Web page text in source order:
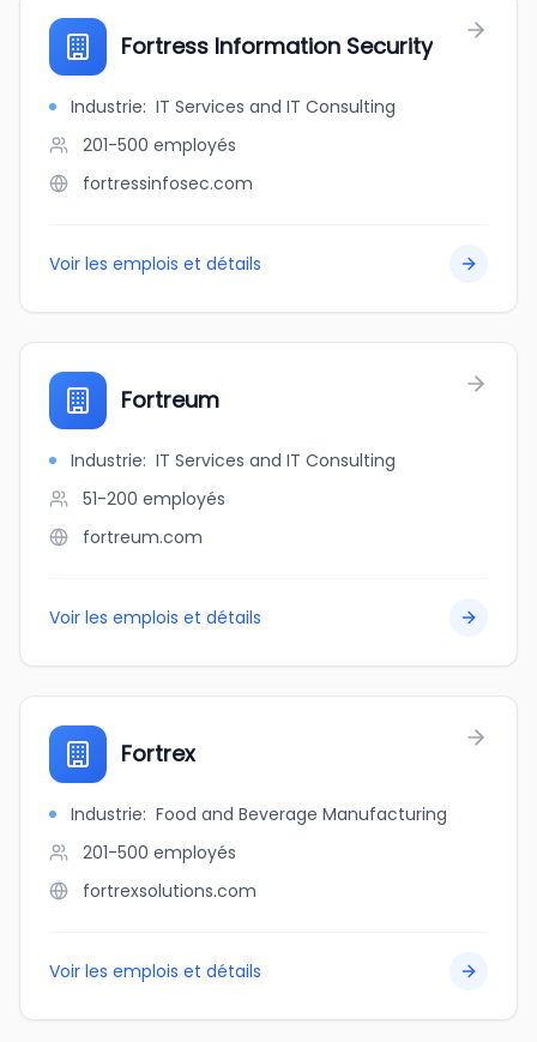
Fortress Information Security
Industrie: IT Services and IT Consulting
201-500 employés
fortressinfosec.com
Voir les emplois et détails
Fortreum
Industrie: IT Services and IT Consulting
51-200 employés
fortreum.com
Voir les emplois et détails
Fortrex
Industrie: Food and Beverage Manufacturing
201-500 employés
fortrexsolutions.com
Voir les emplois et détails